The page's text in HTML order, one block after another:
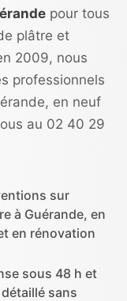
pour tous
plâtre et
2009, nous
professionnels
en neuf
au 02 40 29
sur
à Guérande, en
en rénovation
sous 48 h et
sans